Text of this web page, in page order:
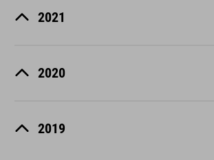
2021
2020
2019